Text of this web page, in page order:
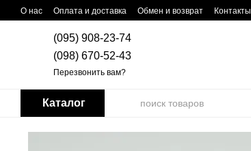
Перейти к основному контенту
О нас Оплата и доставка Обмен и возврат Контакты
(095) 908-23-74
(098) 670-52-43
Перезвонить вам?
Каталог